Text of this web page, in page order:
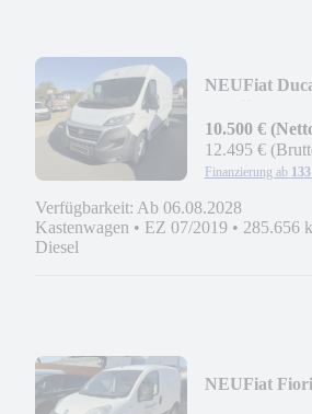
NEUFiat
10.500 €
12.495 €
Finanzierung ab
Verfügbarkeit: Ab 06.08.2028
Kastenwagen • EZ 07/2019 • 285.656
Diesel
NEUFiat